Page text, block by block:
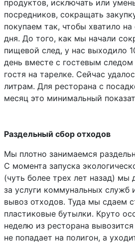
продуктов, исключать или
посредников, сокращать
покупаем так, чтобы хватило
дня. До того, как мы начали
пищевой след, у нас выходило
день вместе с гостевым
гостя на тарелке. Сейчас
литрам. Для ресторана с
месяц это минимальный
Раздельный сбор отходов
Мы плотно занимаемся
С момента запуска
(чуть более трех лет назад) мы
за услуги коммунальных служб
вывоз отходов. Туда мы сдаем
пластиковые бутылки. Круто
неделю из ресторана
не попадает на полигон, а